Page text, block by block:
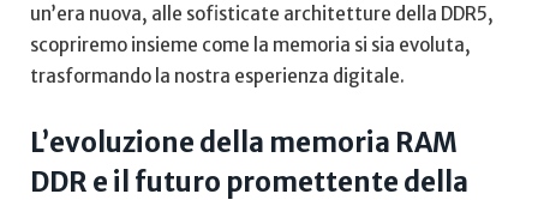
un’era nuova, alle⁤ sofisticate architetture della DDR5,
scopriremo insieme come la memoria‌ si sia evoluta,
trasformando la nostra esperienza ⁢digitale.
L’evoluzione⁤ della memoria RAM
DDR e ​il futuro ⁣promettente della